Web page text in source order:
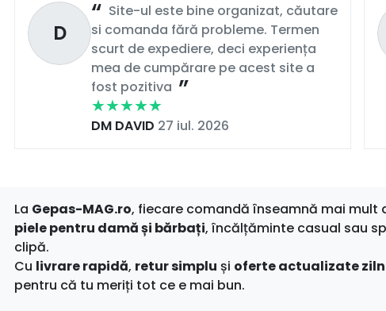
D
Site-ul este bine organizat, căutare
si comanda fără probleme. Termen
scurt de expediere, deci experiența
mea de cumpărare pe acest site a
fost pozitiva
DM DAVID 27 iul. 2026
La Gepas-MAG.ro, fiecare comandă înseamnă mai mult
piele pentru damă și bărbați, încălțăminte casual sau
clipă.
Cu livrare rapidă, retur simplu și oferte actualizate
pentru că tu meriți tot ce e mai bun.